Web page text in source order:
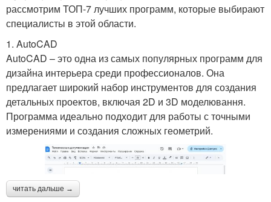
рассмотрим ТОП-7 лучших программ, которые выбирают
специалисты в этой области.
1. AutoCAD
AutoCAD – это одна из самых популярных программ для
дизайна интерьера среди профессионалов. Она
предлагает широкий набор инструментов для создания
детальных проектов, включая 2D и 3D моделювання.
Программа идеально подходит для работы с точными
измерениями и создания сложных геометрий.
читать дальше →